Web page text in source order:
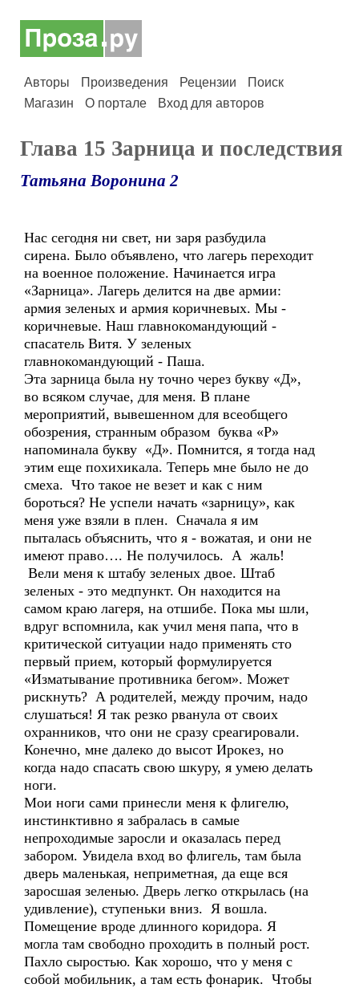
Авторы Произведения Рецензии
Поиск
Магазин
О портале Вход для авторов
Глава 15 Зарница и последствия
Татьяна Воронина 2
Нас сегодня ни свет, ни заря разбудила
сирена. Было объявлено, что лагерь переходит
на военное положение. Начинается игра
«Зарница». Лагерь делится на две армии:
армия зеленых и армия коричневых. Мы -
коричневые. Наш главнокомандующий -
спасатель Витя. У зеленых
главнокомандующий - Паша.
Эта зарница была ну точно через букву «Д»,
во всяком случае, для меня. В плане
мероприятий, вывешенном для всеобщего
обозрения, странным образом буква «Р»
напоминала букву «Д». Помнится, я тогда над
этим еще похихикала. Теперь мне было не до
смеха. Что такое не везет и как с ним
бороться? Не успели начать «зарницу», как
меня уже взяли в плен. Сначала я им
пыталась объяснить, что я - вожатая, и они не
имеют право…. Не получилось. А жаль!
Вели меня к штабу зеленых двое. Штаб
зеленых - это медпункт. Он находится на
самом краю лагеря, на отшибе. Пока мы шли,
вдруг вспомнила, как учил меня папа, что в
критической ситуации надо применять сто
первый прием, который формулируется
«Изматывание противника бегом». Может
рискнуть? А родителей, между прочим, надо
слушаться! Я так резко рванула от своих
охранников, что они не сразу среагировали.
Конечно, мне далеко до высот Ирокез, но
когда надо спасать свою шкуру, я умею делать
ноги.
Мои ноги сами принесли меня к флигелю,
инстинктивно я забралась в самые
непроходимые заросли и оказалась перед
забором. Увидела вход во флигель, там была
дверь маленькая, неприметная, да еще вся
заросшая зеленью. Дверь легко открылась (на
удивление), ступеньки вниз. Я вошла.
Помещение вроде длинного коридора. Я
могла там свободно проходить в полный рост.
Пахло сыростью. Как хорошо, что у меня с
собой мобильник, а там есть фонарик. Чтобы